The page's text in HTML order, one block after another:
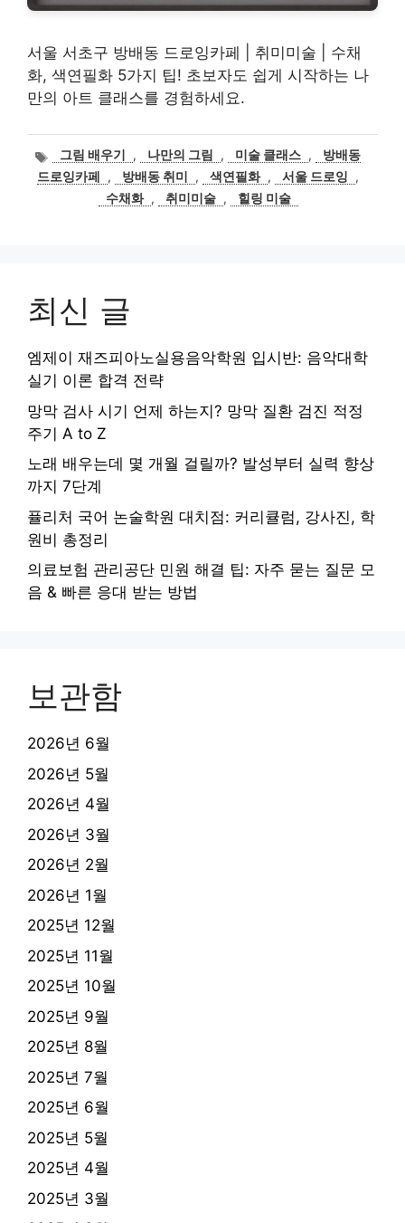
서울 서초구 방배동 드로잉카페 | 취미미술 | 수채
화, 색연필화 5가지 팁! 초보자도 쉽게 시작하는 나
만의 아트 클래스를 경험하세요.
태
그
그림 배우기 , 나만의 그림 , 미술 클래스 ,
방배동
드로잉카페
, 방배동 취미 , 색연필화 , 서울 드로잉
,
수채화 , 취미미술 , 힐링 미술
최신 글
엠제이 재즈피아노실용음악학원 입시반: 음악대학
실기 이론 합격 전략
망막 검사 시기 언제 하는지? 망막 질환 검진 적정
주기 A to Z
노래 배우는데 몇 개월 걸릴까? 발성부터 실력 향상
까지 7단계
퓰리처 국어 논술학원 대치점: 커리큘럼, 강사진, 학
원비 총정리
의료보험 관리공단 민원 해결 팁: 자주 묻는 질문 모
음 & 빠른 응대 받는 방법
보관함
2026년 6월
2026년 5월
2026년 4월
2026년 3월
2026년 2월
2026년 1월
2025년 12월
2025년 11월
2025년 10월
2025년 9월
2025년 8월
2025년 7월
2025년 6월
2025년 5월
2025년 4월
2025년 3월